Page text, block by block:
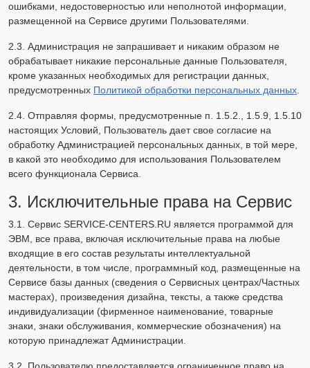
ошибками, недостоверностью или неполнотой информации,
размещенной на Сервисе другими Пользователями.
2.3. Администрация не запрашивает и никаким образом не
обрабатывает никакие персональные данные Пользователя,
кроме указанных необходимых для регистрации данных,
предусмотренных Политикой обработки персональных данных
2.4. Отправляя формы, предусмотренные п. 1.5.2., 1.5.9, 1.5.10
настоящих Условий, Пользователь дает свое согласие на
обработку Администрацией персональных данных, в той мере,
в какой это необходимо для использования Пользователем
всего функционала Сервиса.
3. Исключительные права на Сервис
3.1. Сервис SERVICE-CENTERS.RU является программой для
ЭВМ, все права, включая исключительные права на любые
входящие в его состав результаты интеллектуальной
деятельности, в том числе, программный код, размещенные на
Сервисе базы данных (сведения о Сервисных центрах/Частных
мастерах), произведения дизайна, тексты, а также средства
индивидуализации (фирменное наименование, товарные
знаки, знаки обслуживания, коммерческие обозначения) на
которую принадлежат Администрации.